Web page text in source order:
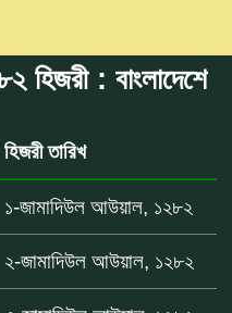
হিজরী : বাংলাদেশে
হিজরী তারিখ
১-জামাদিউল আউয়াল, ১২৮২
২-জামাদিউল আউয়াল, ১২৮২